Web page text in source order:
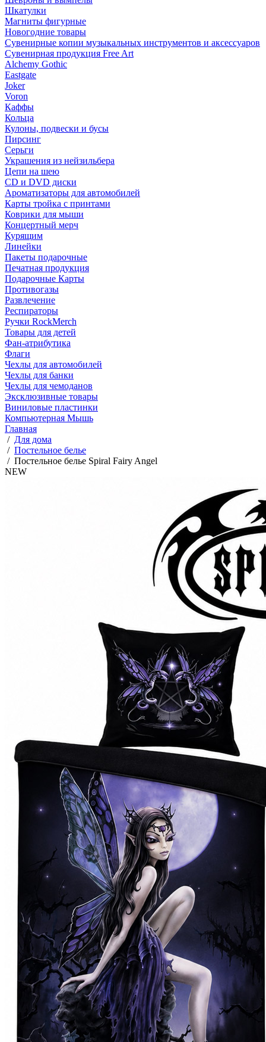
Шкатулки
Магниты фигурные
Новогодние товары
Сувенирные копии музыкальных инструментов и аксессуаров
Сувенирная продукция Free Art
Alchemy Gothic
Eastgate
Joker
Voron
Каффы
Кольца
Кулоны, подвески и бусы
Пирсинг
Серьги
Украшения из нейзильбера
Цепи на шею
CD и DVD диски
Ароматизаторы для автомобилей
Карты тройка с принтами
Коврики для мыши
Концертный мерч
Курящим
Линейки
Пакеты подарочные
Печатная продукция
Подарочные Карты
Противогазы
Развлечение
Респираторы
Ручки RockMerch
Товары для детей
Фан-атрибутика
Флаги
Чехлы для автомобилей
Чехлы для банки
Чехлы для чемоданов
Эксклюзивные товары
Виниловые пластинки
Компьютерная Мышь
Главная
/ Для дома
/ Постельное белье
/ Постельное белье Spiral Fairy Angel
NEW